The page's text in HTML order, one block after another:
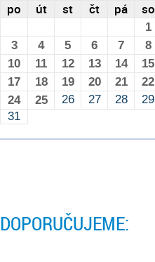
po út st čt pá so
1
3
4 5 6 7 8
10
11 12 13 14 15
17
18 19 20 21 22
24
25 26 27 28 29
31
DOPORUČUJEME: